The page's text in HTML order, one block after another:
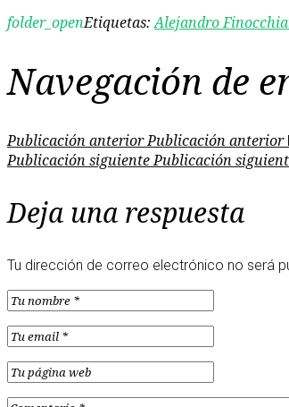
folder_openEtiquetas:Alejandro
Navegación de
Publicación anteriorPublicación anterior
Publicación siguientePublicación
Deja una respuesta
Tu dirección de correo electrónico no será